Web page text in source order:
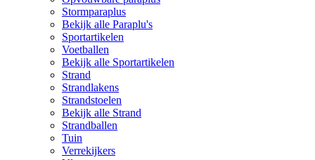
Stormparaplus
Bekijk alle Paraplu's
Sportartikelen
Voetballen
Bekijk alle Sportartikelen
Strand
Strandlakens
Strandstoelen
Bekijk alle Strand
Strandballen
Tuin
Verrekijkers